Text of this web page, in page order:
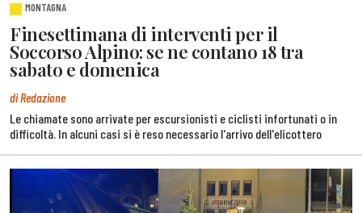
MONTAGNA
Finesettimana di interventi per il
Soccorso Alpino: se ne contano 18 tra
sabato e domenica
di Redazione
Le chiamate sono arrivate per escursionisti e ciclisti infortunati o in
difficoltà. In alcuni casi si è reso necessario l'arrivo dell'elicottero